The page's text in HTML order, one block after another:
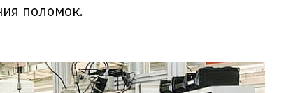
поломок.